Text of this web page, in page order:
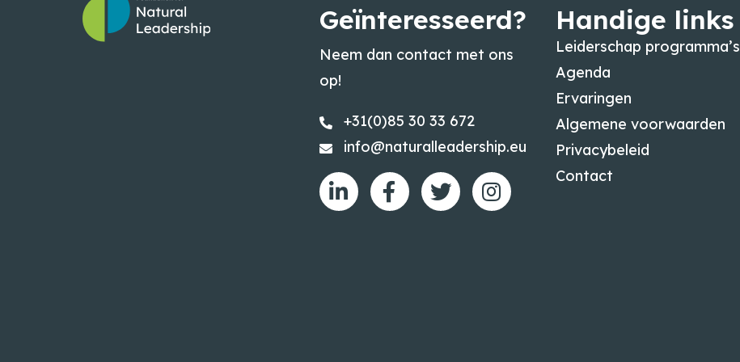
Geïnteresseerd?
Neem dan contact met ons
op!
+31(0)85 30 33 672
info@naturalleadership.eu
Handige links
Leiderschap programma’s
Agenda
Ervaringen
Algemene voorwaarden
Privacybeleid
Contact